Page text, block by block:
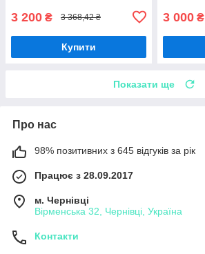
3 200 ₴ 3 368,42 ₴
Купити
3 000 ₴
Показати ще
Про нас
98% позитивних з 645 відгуків за рік
Працює з 28.09.2017
м. Чернівці
Вірменська 32, Чернівці, Україна
Контакти